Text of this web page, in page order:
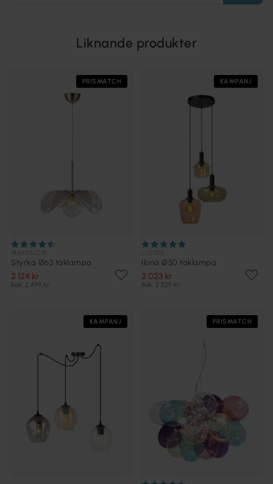
Liknande produkter
PRISMATCH
Styrka Ø63 taklampa
2 124 kr
Rek. 2 499 kr
KAMPANJ
Ilona Ø50 taklampa
2 023 kr
Rek. 2 529 kr
KAMPANJ PRISMATCH